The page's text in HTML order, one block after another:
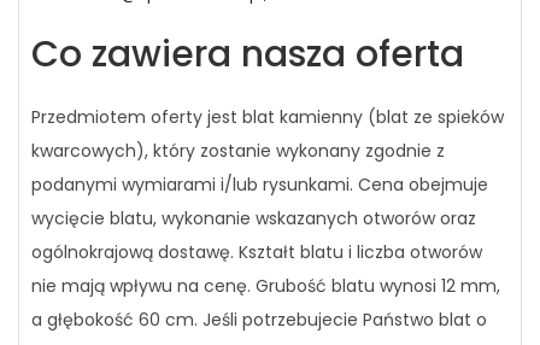
Co zawiera nasza oferta
Przedmiotem oferty jest blat kamienny (blat ze spieków
kwarcowych), który zostanie wykonany zgodnie z
podanymi wymiarami i/lub rysunkami. Cena obejmuje
wycięcie blatu, wykonanie wskazanych otworów oraz
ogólnokrajową dostawę. Kształt blatu i liczba otworów
nie mają wpływu na cenę. Grubość blatu wynosi 12 mm,
a głębokość 60 cm. Jeśli potrzebujecie Państwo blat o